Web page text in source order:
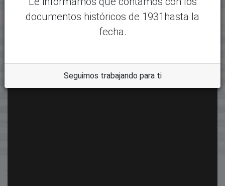
documentos históricos de 1931hasta la
fecha.
Seguimos trabajando para ti